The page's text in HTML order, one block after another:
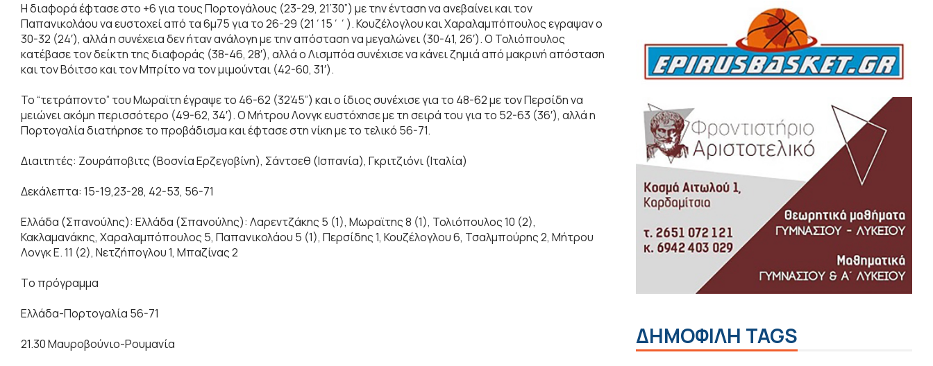
Η διαφορά έφτασε στο +6 για τους Πορτογάλους (23-29, 21’30”) με την ένταση να ανεβαίνει και τον
Παπανικολάου να ευστοχεί από τα 6μ75 για το 26-29 (21΄15΄΄). Κουζέλογλου και Χαραλαμπόπουλος εγραψαν ο
30-32 (24′), αλλά η συνέχεια δεν ήταν ανάλογη με την απόσταση να μεγαλώνει (30-41, 26′). Ο Τολιόπουλος
κατέβασε τον δείκτη της διαφοράς (38-46, 28′), αλλά ο Λισμπόα συνέχισε να κάνει ζημιά από μακρινή απόσταση
και τον Βόιτσο και τον Μπρίτο να τον μιμούνται (42-60, 31′).
Το “τετράποντο” του Μωραϊτη έγραψε το 46-62 (32’45”) και ο ίδιος συνέχισε για το 48-62 με τον Περσίδη να
μειώνει ακόμη περισσότερο (49-62, 34′). Ο Μήτρου Λονγκ ευστόχησε με τη σειρά του για το 52-63 (36′), αλλά η
Πορτογαλία διατήρησε το προβάδισμα και έφτασε στη νίκη με το τελικό 56-71.
Διαιτητές: Ζουράποβιτς (Βοσνία Ερζεγοβίνη), Σάντσεθ (Ισπανία), Γκριτζιόνι (Ιταλία)
Δεκάλεπτα: 15-19,23-28, 42-53, 56-71
Ελλάδα (Σπανούλης): Ελλάδα (Σπανούλης): Λαρεντζάκης 5 (1), Μωραϊτης 8 (1), Τολιόπουλος 10 (2),
Κακλαμανάκης, Χαραλαμπόπουλος 5, Παπανικολάου 5 (1), Περσίδης 1, Κουζέλογλου 6, Τσαλμπούρης 2, Μήτρου
Λονγκ Ε. 11 (2), Νετζήπογλου 1, Μπαζίνας 2
Tο πρόγραμμα
Ελλάδα-Πορτογαλία 56-71
21.30 Μαυροβούνιο-Ρουμανία
ΔΗΜΟΦΙΛΗ TAGS